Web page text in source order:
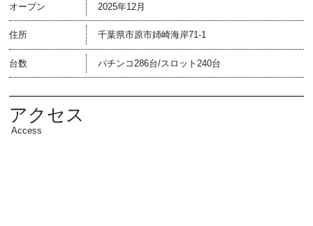
オープン 2025年12月
住所 千葉県市原市姉崎海岸71-1
台数 パチンコ286台/スロット240台
アクセス
Access